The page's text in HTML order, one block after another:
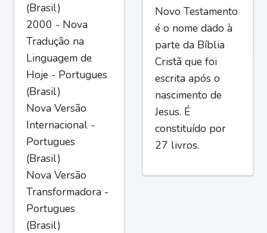
(Brasil)
2000 - Nova
Tradução na
Linguagem de
Hoje - Portugues
(Brasil)
Nova Versão
Internacional -
Portugues
(Brasil)
Nova Versão
Transformadora -
Portugues
(Brasil)
Novo Testamento
é o nome dado à
parte da Bíblia
Cristã que foi
escrita após o
nascimento de
Jesus. É
constituído por
27 livros.